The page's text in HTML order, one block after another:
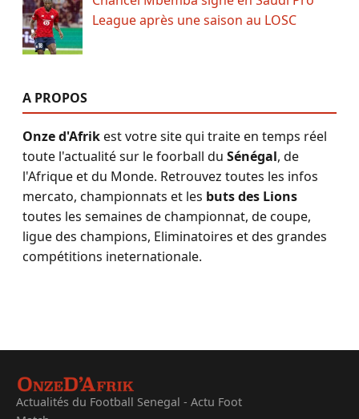
League après une saison au LOSC
A PROPOS
Onze d'Afrikest votre site qui traite en temps réel
toute l'actualité sur le foorball du Sénégal, de
l'Afrique et du Monde. Retrouvez toutes les infos
mercato, championnats et les buts des Lions
toutes les semaines de championnat, de coupe,
ligue des champions, Eliminatoires et des grandes
compétitions ineternationale.
Actualités du Football Senegal - Actu Foot